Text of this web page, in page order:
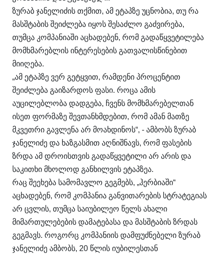
ზურაბ ჯანელიძის თქმით, ამ ეტაპზე უცნობია, თუ რა
მასშტაბის შეიძლება იყოს შესაძლო გაძვირება,
თუმცა კომპანიაში აცხადებენ, რომ გადაწყვეტილება
მომხმარებლის ინტერესების გათვალისწინებით
მიიღება.
„ამ ეტაპზე ვერ გეტყვით, რამდენი პროცენტით
შეიძლება გაიზარდოს ფასი. როცა ამის
აუცილებლობა დადგება, ჩვენს მომხმარებელთან
ისეთ ფორმაზე შევთანხმდებით, რომ ამან მათზე
მკვეთრი გავლენა არ მოახდინოს“, - ამბობს ზურაბ
ჯანელიძე და ხაზგასმით აღნიშნავს, რომ ფასების
ზრდა ამ დროისთვის გადაწყვეტილი არ არის და
საკითხი მხოლოდ განხილვის ეტაპზეა.
რაც შეეხება სამომავლო გეგმებს, „ჰერბიაში“
აცხადებენ, რომ კომპანია განვითარების სტრატეგიას
არ ცვლის, თუმცა საიუბილეო წელს ახალი
მიმართულებების დამატებასა და მასშტაბის ზრდას
გეგმავს. როგორც კომპანიის დამფუძნებელი ზურაბ
ჯანელიძე ამბობს, 20 წლის იუბილესთან